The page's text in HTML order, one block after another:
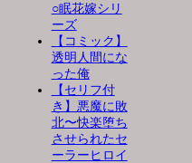
○眠花嫁シリ
ーズ
【コミック】
透明人間にな
った俺
【セリフ付
き】悪魔に敗
北〜快楽堕ち
させられたセ
ーラーヒロイ